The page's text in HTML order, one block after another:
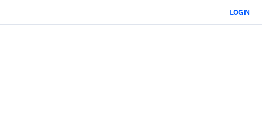
LOGIN